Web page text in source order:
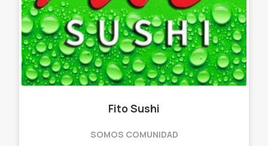
Fito Sushi
SOMOS COMUNIDAD